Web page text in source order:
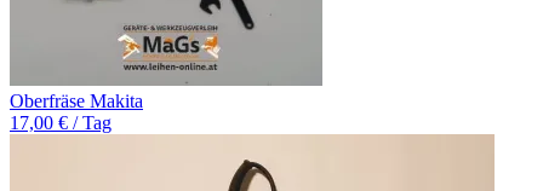
Oberfräse Makita
17,00 € / Tag